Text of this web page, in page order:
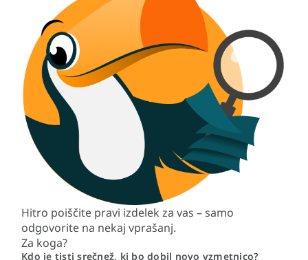
Hitro poiščite pravi izdelek za vas – samo
odgovorite na nekaj vprašanj.
Za koga?
Kdo je tisti srečnež, ki bo dobil novo vzmetnico?